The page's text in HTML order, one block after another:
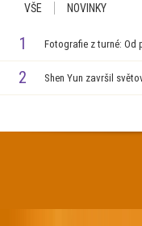
VŠE NOVINKY
1 Fotografie z turné: Od
2 Shen Yun završil